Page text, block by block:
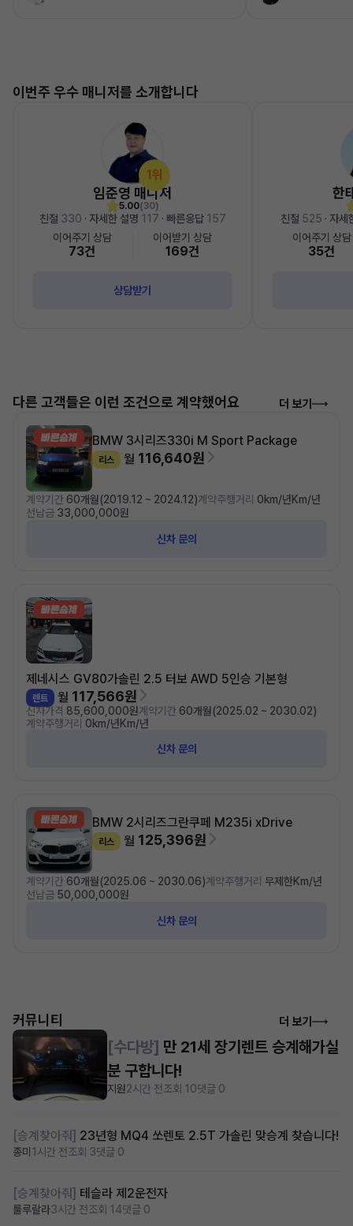
이번주 우수 매니저를 소개합니다
1위
임준영 매니저
5.00(30)
친절 330 · 자세한 설명 117 · 빠른응답 157
이어주기 상담
73건
이어받기 상담
169건
상담받기
한
친절 525 · 자
이어주기 상담
35건
다른 고객들은 이런 조건으로 계약했어요 더 보기
BMW 3시리즈330i M Sport Package
리스 월 116,640원
계약기간 60개월(2019.12 ~ 2024.12)계약주행거리 0km/년Km/년
선납금 33,000,000원
신차 문의
제네시스 GV80가솔린 2.5 터보 AWD 5인승 기본형
렌트 월 117,566원
신차가격 85,600,000원계약기간 60개월(2025.02 ~ 2030.02)
계약주행거리 0km/년Km/년
신차 문의
BMW 2시리즈그란쿠페 M235i xDrive
리스 월 125,396원
계약기간 60개월(2025.06 ~ 2030.06)계약주행거리 무제한Km/년
선납금 50,000,000원
신차 문의
커뮤니티 더 보기
[승계찾아줘] 23년형 MQ4 쏘렌토 2.5T 가솔린 맞승계 찾습니다!
종미 1시간 전조회 3댓글 0
[승계찾아줘] 테슬라 제2운전자
룰루랄라3시간 전조회 14댓글 0
[수다방] 만 21세 장기렌트 승계해가실
분 구합니다!
지원2시간 전조회 10댓글 0